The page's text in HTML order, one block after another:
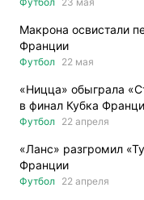
Макрона освистали
Франции
Футбол 22 мая
«Ницца» обыграла
в финал Кубка
Футбол 22 апреля
«Ланс» разгромил
Франции
Футбол 22 апреля